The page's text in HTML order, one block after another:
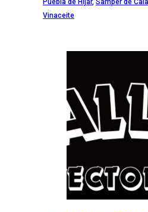
Puebla de Híjar, Samper de
Vinaceite